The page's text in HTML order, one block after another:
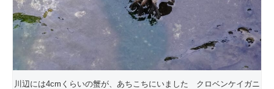
川辺には4cmくらいの蟹が、あちこちにいました クロベンケイガニ